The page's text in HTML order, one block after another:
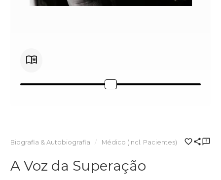
Biografia & Autobiografia Médico (Incl. Pacientes)
A Voz da Superação